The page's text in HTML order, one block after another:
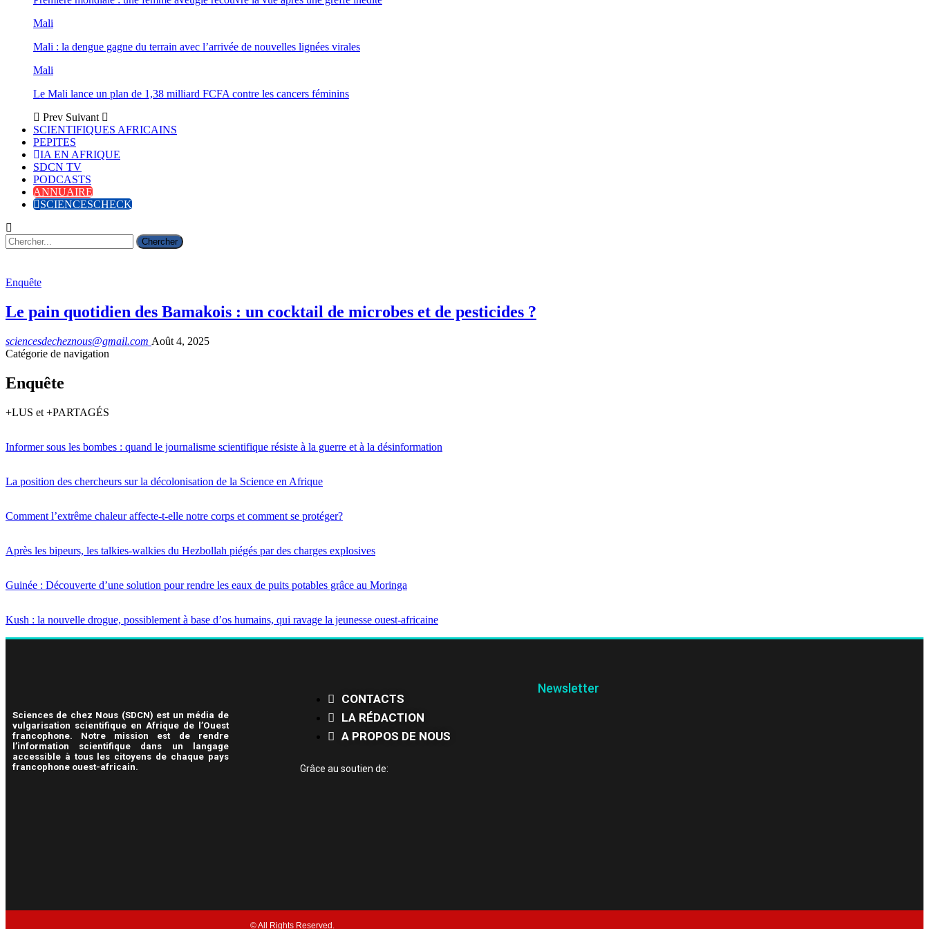
Mali
Mali : la dengue gagne du terrain avec l’arrivée de nouvelles lignées virales
Mali
Le Mali lance un plan de 1,38 milliard FCFA contre les cancers féminins
Prev Suivant
SCIENTIFIQUES AFRICAINS
PEPITES
IA EN AFRIQUE
SDCN TV
PODCASTS
ANNUAIRE
SCIENCESCHECK
Enquête
Le pain quotidien des Bamakois : un cocktail de microbes et de pesticides ?
sciencesdecheznous@gmail.com Août 4, 2025
Catégorie de navigation
Enquête
+LUS et +PARTAGÉS
Informer sous les bombes : quand le journalisme scientifique résiste à la guerre et à la désinformation
La position des chercheurs sur la décolonisation de la Science en Afrique
Comment l’extrême chaleur affecte-t-elle notre corps et comment se protéger?
Après les bipeurs, les talkies-walkies du Hezbollah piégés par des charges explosives
Guinée : Découverte d’une solution pour rendre les eaux de puits potables grâce au Moringa
Kush : la nouvelle drogue, possiblement à base d’os humains, qui ravage la jeunesse ouest-africaine
Sciences de chez Nous (SDCN) est un média de
vulgarisation scientifique en Afrique de l’Ouest
francophone. Notre mission est de rendre
l’information scientifique dans un langage
accessible à tous les citoyens de chaque pays
francophone ouest-africain.
CONTACTS
LA RÉDACTION
A PROPOS DE NOUS
Grâce au soutien de:
Newsletter
© All Rights Reserved.